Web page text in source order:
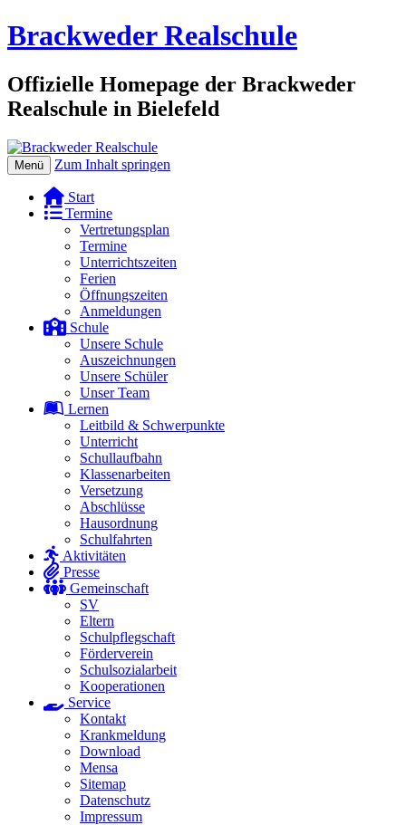
Brackweder Realschule
Offizielle Homepage der Brackweder
Realschule in Bielefeld
Menü Zum Inhalt springen
Start
Termine
Vertretungsplan
Termine
Unterrichtszeiten
Ferien
Öffnungszeiten
Anmeldungen
Schule
Unsere Schule
Auszeichnungen
Unsere Schüler
Unser Team
Lernen
Leitbild & Schwerpunkte
Unterricht
Schullaufbahn
Klassenarbeiten
Versetzung
Abschlüsse
Hausordnung
Schulfahrten
Aktivitäten
Presse
Gemeinschaft
SV
Eltern
Schulpflegschaft
Förderverein
Schulsozialarbeit
Kooperationen
Service
Kontakt
Krankmeldung
Download
Mensa
Sitemap
Datenschutz
Impressum